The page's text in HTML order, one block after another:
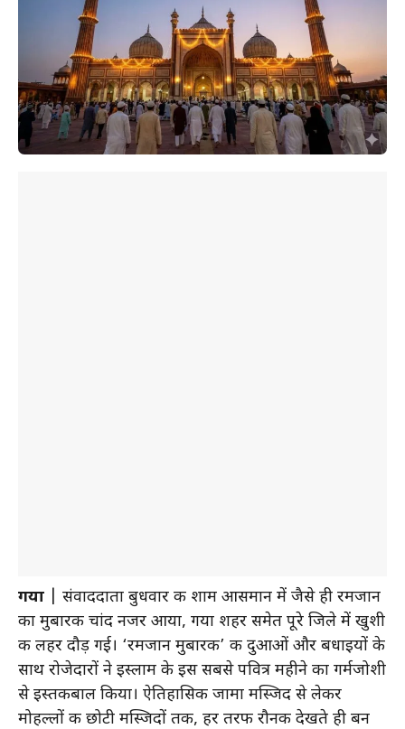
गया | संवाददाता बुधवार की शाम आसमान में जैसे ही रमजान
का मुबारक चांद नजर आया, गया शहर समेत पूरे जिले में खुशी
की लहर दौड़ गई। ‘रमजान मुबारक’ की दुआओं और बधाइयों के
साथ रोजेदारों ने इस्लाम के इस सबसे पवित्र महीने का गर्मजोशी
से इस्तकबाल किया। ऐतिहासिक जामा मस्जिद से लेकर
मोहल्लों की छोटी मस्जिदों तक, हर तरफ रौनक देखते ही बन